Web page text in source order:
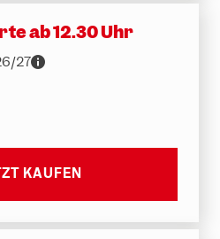
ab 12.30 Uhr
27
KAUFEN